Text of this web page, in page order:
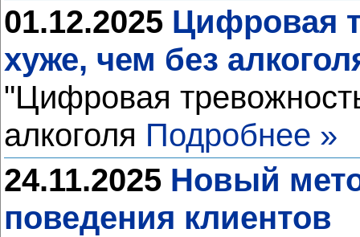
01.12.2025 Цифровая
хуже, чем без
"Цифровая
алкоголя Подробнее »
24.11.2025 Новый
поведения клиентов